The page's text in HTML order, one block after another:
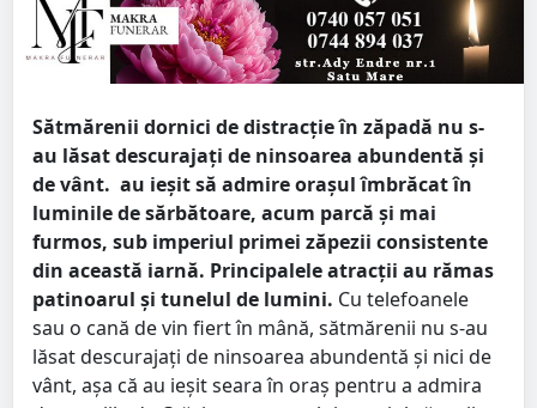
Sătmărenii dornici de distracție în zăpadă nu s-
au lăsat descurajați de ninsoarea abundentă și
de vânt. au ieșit să admire orașul îmbrăcat în
luminile de sărbătoare, acum parcă și mai
furmos, sub imperiul primei zăpezii consistente
din această iarnă. Principalele atracții au rămas
patinoarul și tunelul de lumini. Cu telefoanele
sau o cană de vin fiert în mână, sătmărenii nu s-au
lăsat descurajați de ninsoarea abundentă și nici de
vânt, așa că au ieșit seara în oraș pentru a admira